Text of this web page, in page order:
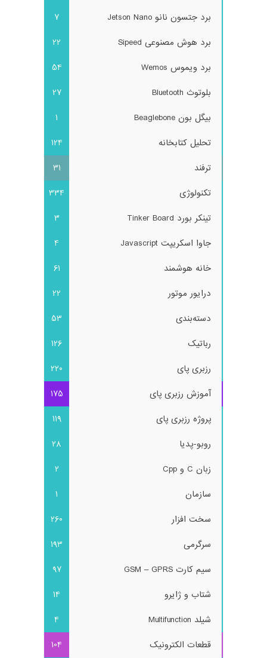
برد جتسون نانو Jetson Nano
7
برد هوش مصنوعی Sipeed
22
برد ویموس Wemos
54
بلوتوث Bluetooth
27
بیگل بون Beaglebone
1
تحلیل کتابخانه
124
ترفند
31
تکنولوژی
334
تینکر بورد Tinker Board
3
جاوا اسکریپت Javascript
4
خانه هوشمند
61
درایور موتور
22
دسته‌بندی
53
رباتیک
126
رزبری پای
220
آموزش رزبری پای
175
پروژه رزبری پای
119
روبو-پدیا
28
زبان C و Cpp
2
سازمان
1
سخت افزار
260
سرگرمی
193
سیم کارت GSM – GPRS
97
شتاب و ژایرو
14
شیلد Multifunction
4
قطعات الکترونیک
104